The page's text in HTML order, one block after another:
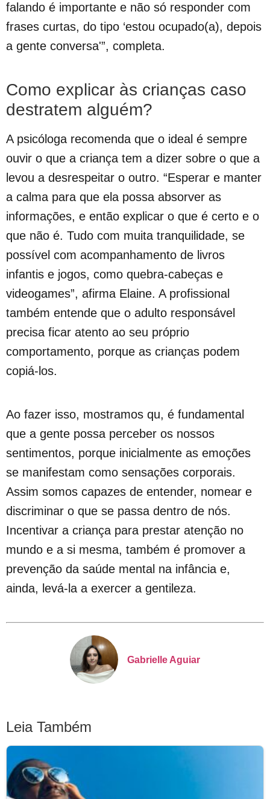
falando é importante e não só responder com
frases curtas, do tipo ‘estou ocupado(a), depois
a gente conversa'”, completa.
Como explicar às crianças caso
destratem alguém?
A psicóloga recomenda que o ideal é sempre
ouvir o que a criança tem a dizer sobre o que a
levou a desrespeitar o outro. “Esperar e manter
a calma para que ela possa absorver as
informações, e então explicar o que é certo e o
que não é. Tudo com muita tranquilidade, se
possível com acompanhamento de livros
infantis e jogos, como quebra-cabeças e
videogames”, afirma Elaine. A profissional
também entende que o adulto responsável
precisa ficar atento ao seu próprio
comportamento, porque as crianças podem
copiá-los.
Ao fazer isso, mostramos qu, é fundamental
que a gente possa perceber os nossos
sentimentos, porque inicialmente as emoções
se manifestam como sensações corporais.
Assim somos capazes de entender, nomear e
discriminar o que se passa dentro de nós.
Incentivar a criança para prestar atenção no
mundo e a si mesma, também é promover a
prevenção da saúde mental na infância e,
ainda, levá-la a exercer a gentileza.
Gabrielle Aguiar
Leia Também